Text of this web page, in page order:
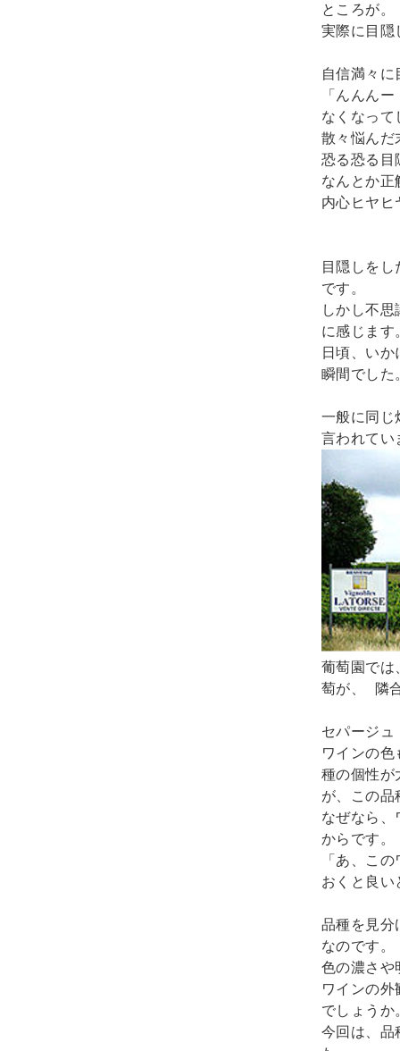
ところが
実際に目
自信満々
「んんん
なくなっ
散々悩ん
恐る恐る
なんとか
内心ヒヤ
目隠しを
です。
しかし不
に感じま
日頃、い
瞬間でし
一般に同じ
葡萄園では
萄が、 隣
セパージ
ワインの
種の個性が
が、この
なぜなら
からです。
「あ、こ
おくと良い
品種を見
なのです
色の濃さ
ワインの
でしょうか
今回は、